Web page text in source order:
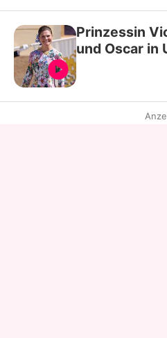
Prinzessin
und Oscar in